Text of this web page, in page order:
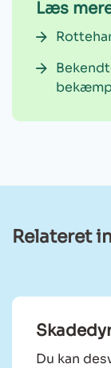
Læs
Relateret
Du kan